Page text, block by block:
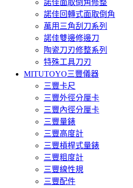
諾佳面取倒角修整
諾佳回轉式面取倒角
萬用三角刮刀系列
諾佳雙邊修邊刀
陶瓷刀刃修整系列
特殊工具刀刃
MITUTOYO三豐儀器
三豐卡尺
三豐外徑分厘卡
三豐內徑分厘卡
三豐量錶
三豐高度計
三豐槓桿式量錶
三豐粗度計
三豐線性規
三豐配件